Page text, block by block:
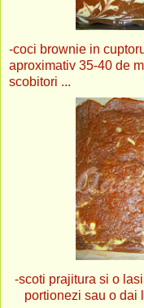
-coci brownie in
aproximativ 35-40 de
scobitori ...
-scoti prajitura si o
portionezi sau o dai